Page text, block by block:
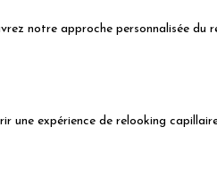
notre approche personnalisée du
une expérience de relooking